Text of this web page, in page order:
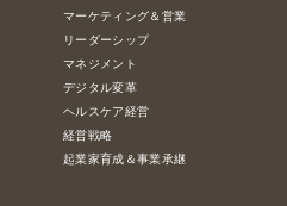
マーケティング＆営業
リーダーシップ
マネジメント
デジタル変革
ヘルスケア経営
経営戦略
起業家育成＆事業承継